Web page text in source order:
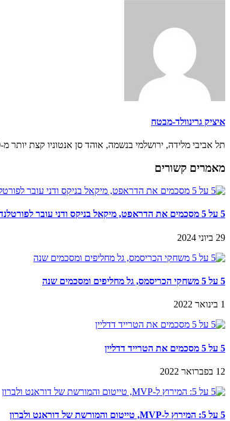
איציק גרינוולד-מבטח
תל אביבי מלידה, ירושלמי בנשמה, אוהד סן אנטוניו קצת יותר מ-20 שנה. מנהל את דף הפייסבוק "הדורבן" ומתעסק כל היום במילים לפרנסה (בתרגום ועריכה).
מאמרים קשורים
5 על 5 מסכמים את הדראפט, מיקאל בניקס ודני עובר לפורטלנד
29 ביוני 2024
5 על 5 משחקי הכריסמס, גל מחליפים ומסכמים שנה
1 בינואר 2022
5 על 5 מסכמים את הטרייד דדליין
12 בפברואר 2022
5 על 5: המירוץ ל-MVP, טייטום והמורשת של דוראנט ולברון